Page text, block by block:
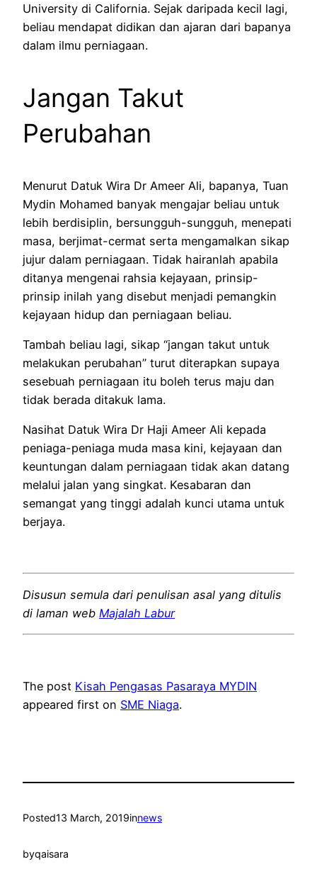
University di California. Sejak daripada kecil lagi,
beliau mendapat didikan dan ajaran dari bapanya
dalam ilmu perniagaan.
Jangan Takut
Perubahan
Menurut Datuk Wira Dr Ameer Ali, bapanya, Tuan
Mydin Mohamed banyak mengajar beliau untuk
lebih berdisiplin, bersungguh-sungguh, menepati
masa, berjimat-cermat serta mengamalkan sikap
jujur dalam perniagaan. Tidak hairanlah apabila
ditanya mengenai rahsia kejayaan, prinsip-
prinsip inilah yang disebut menjadi pemangkin
kejayaan hidup dan perniagaan beliau.
Tambah beliau lagi, sikap “jangan takut untuk
melakukan perubahan” turut diterapkan supaya
sesebuah perniagaan itu boleh terus maju dan
tidak berada ditakuk lama.
Nasihat Datuk Wira Dr Haji Ameer Ali kepada
peniaga-peniaga muda masa kini, kejayaan dan
keuntungan dalam perniagaan tidak akan datang
melalui jalan yang singkat. Kesabaran dan
semangat yang tinggi adalah kunci utama untuk
berjaya.
Disusun semula dari penulisan asal yang ditulis
di laman web Majalah Labur
The post Kisah Pengasas Pasaraya MYDIN
appeared first on SME Niaga.
Posted13 March, 2019innews
byqaisara